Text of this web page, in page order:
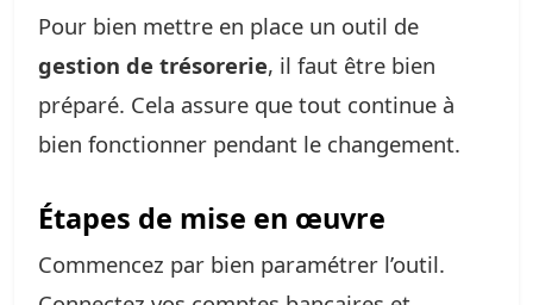
Pour bien mettre en place un outil de
gestion de trésorerie, il faut être bien
préparé. Cela assure que tout continue à
bien fonctionner pendant le changement.
Étapes de mise en œuvre
Commencez par bien paramétrer l’outil.